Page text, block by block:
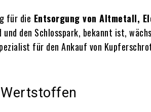
für die Entsorgung von Altmetall,
den Schlosspark, bekannt ist,
für den Ankauf von